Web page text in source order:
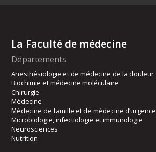
La Faculté de médecine
Départements
Anesthésiologie et de médecine de la douleur
Biochimie et médecine moléculaire
Chirurgie
Médecine
Médecine de famille et de médecine d’urgence
Microbiologie, infectiologie et immunologie
Neurosciences
Nutrition